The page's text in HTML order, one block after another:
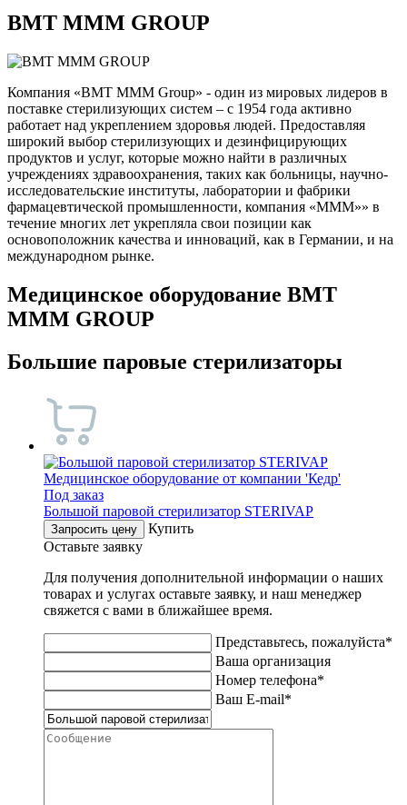
BMT MMM GROUP
Компания «ВМТ МММ Group» - один из мировых лидеров в
поставке стерилизующих систем – с 1954 года активно
работает над укреплением здоровья людей. Предоставляя
широкий выбор стерилизующих и дезинфицирующих
продуктов и услуг, которые можно найти в различных
учреждениях здравоохранения, таких как больницы, научно-
исследовательские институты, лаборатории и фабрики
фармацевтической промышленности, компания «МММ»» в
течение многих лет укрепляла свои позиции как
основоположник качества и инноваций, как в Германии, и на
международном рынке.
Медицинское оборудование BMT
MMM GROUP
Большие паровые стерилизаторы
Под заказ
Большой паровой стерилизатор STERIVAP
Запросить цену
Купить
Оставьте заявку
Для получения дополнительной информации о наших
товарах и услугах оставьте заявку, и наш менеджер
свяжется с вами в ближайшее время.
Представьтесь, пожалуйста*
Ваша организация
Номер телефона*
Ваш E-mail*